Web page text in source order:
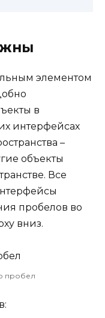
элементом
в
интерфейсах
–
объекты
Все
пробелов во
вниз.
пробел